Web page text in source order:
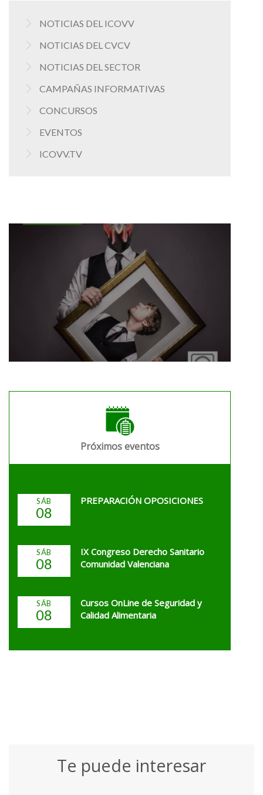
NOTICIAS DEL ICOVV
NOTICIAS DEL CVCV
NOTICIAS DEL SECTOR
CAMPAÑAS INFORMATIVAS
CONCURSOS
EVENTOS
ICOVV.TV
Próximos eventos
SÁB
08
PREPARACIÓN OPOSICIONES
SÁB
08
IX Congreso Derecho Sanitario
Comunidad Valenciana
SÁB
08
Cursos OnLine de Seguridad y
Calidad Alimentaria
Te puede interesar